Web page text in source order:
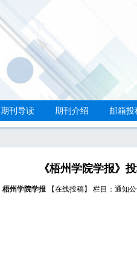
期刊导读 期刊介绍 邮箱投
《梧州学院学报》
梧州学院学报 【在线投稿】 栏目： 通知